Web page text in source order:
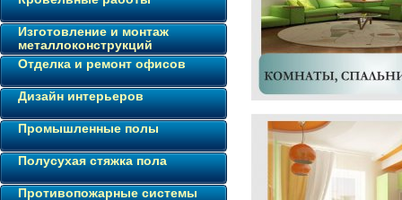
Изготовление и монтаж
металлоконструкций
Отделка и ремонт офисов
Дизайн интерьеров
Промышленные полы
Полусухая стяжка пола
Противопожарные системы